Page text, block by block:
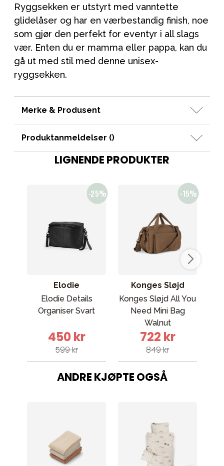
Ryggsekken er utstyrt med vanntette
glidelåser og har en værbestandig finish, noe
som gjør den perfekt for eventyr i all slags
vær. Enten du er mamma eller pappa, kan du
gå ut med stil med denne unisex-
ryggsekken.
Merke & Produsent
Produktanmeldelser ()
LIGNENDE PRODUKTER
Elodie
Elodie Details
Organiser Svart
450 kr
599 kr
Konges Sløjd
Konges Sløjd All You
Need Mini Bag
Walnut
722 kr
849 kr
ANDRE KJØPTE OGSÅ